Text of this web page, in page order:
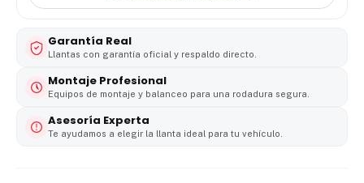
que mejora la tracción en distintos tipos de superficie. Esto
en rectas como en curvas. Sus canales longitudinales
evacúan el agua de forma eficiente, reduciendo el riesgo de
deslizamiento en pavimento mojado y aumentando la
seguridad al conducir bajo lluvia.
🌧️ Agarre y seguridad en diversas condiciones
Garantía Real
Llantas con garantía oficial y respaldo directo.
Montaje Profesional
Equipos de montaje y balanceo para una rodadura segura.
Asesoría Experta
Te ayudamos a elegir la llanta ideal para tu vehículo.